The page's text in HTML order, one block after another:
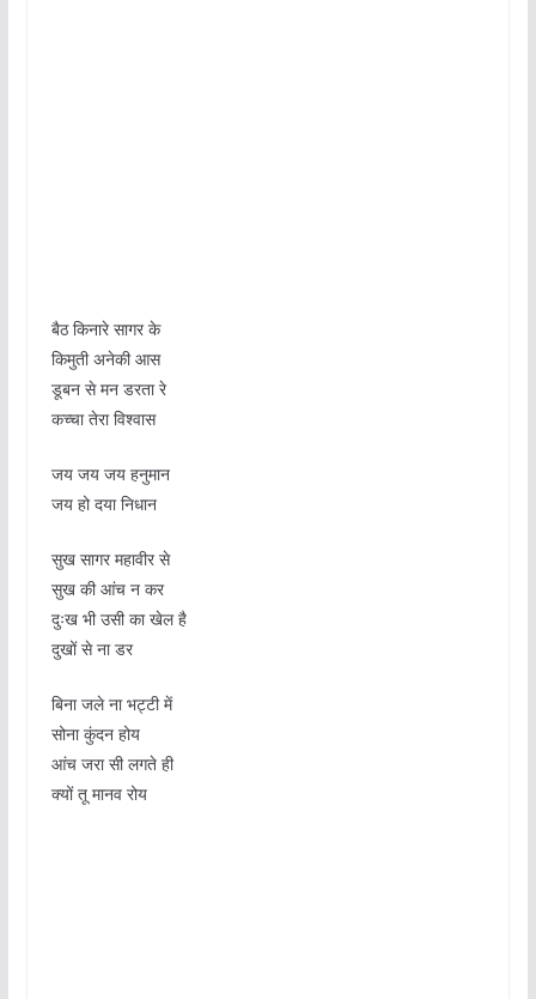
बैठ किनारे सागर के
किमुती अनेकी आस
डूबन से मन डरता रे
कच्चा तेरा विश्वास
जय जय जय हनुमान
जय हो दया निधान
सुख सागर महावीर से
सुख की आंच न कर
दुःख भी उसी का खेल है
दुखों से ना डर
बिना जले ना भट्टी में
सोना कुंदन होय
आंच जरा सी लगते ही
क्यों तू मानव रोय